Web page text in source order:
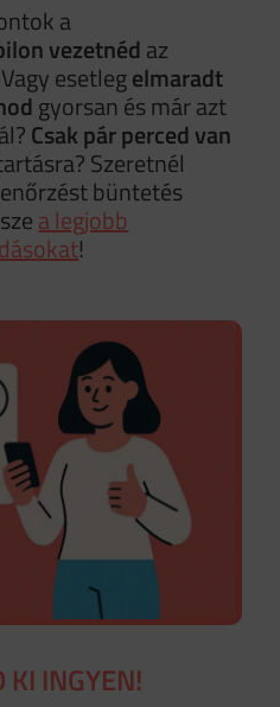
a
vezetnédaz
esetlegelmaradt
gyorsan és már azt
Csak pár perced van
Szeretnél
büntetés
a legjobb
!
KI INGYEN!